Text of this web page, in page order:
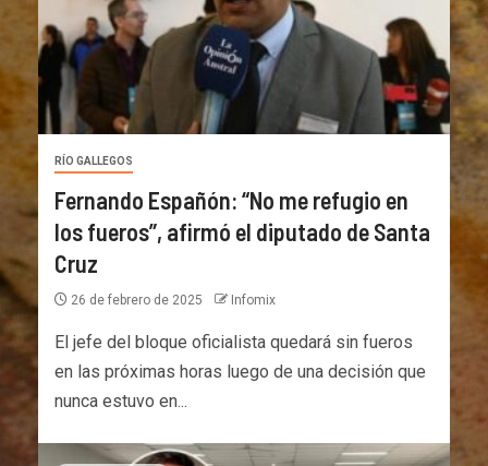
RÍO GALLEGOS
Fernando Españón: “No me refugio en
los fueros”, afirmó el diputado de Santa
Cruz
26 de febrero de 2025 Infomix
El jefe del bloque oficialista quedará sin fueros
en las próximas horas luego de una decisión que
nunca estuvo en...